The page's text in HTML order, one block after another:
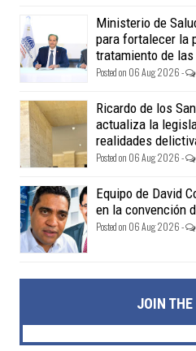
Ministerio de
para fortalecer la
tratamiento de
Posted on 06 Aug 2026 -
Ricardo de los
actualiza la
realidades
Posted on 06 Aug 2026 -
Equipo de David
en la convención
Posted on 06 Aug 2026 -
JOIN THE